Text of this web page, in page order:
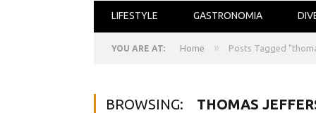
LIFESTYLE GASTRONOMIA
YOU ARE AT: Home » Posts Tagged
BROWSING: THOMAS